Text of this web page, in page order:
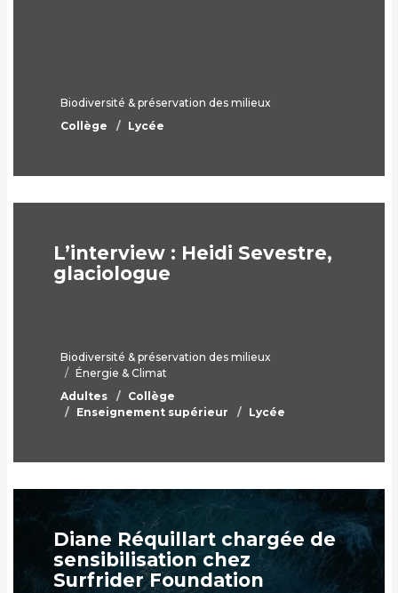
Biodiversité & préservation des milieux
Collège
Lycée
L’interview : Heidi Sevestre,
glaciologue
Biodiversité & préservation des milieux
Énergie & Climat
Adultes
Collège
Enseignement supérieur
Lycée
Diane Réquillart chargée de
sensibilisation chez
Surfrider Foundation